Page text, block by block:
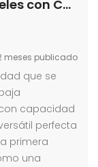
Amplia Propiedad de Tres Niveles con Cochera y Patio en calle Luis Daoiz!
meses publicado
que se
capacidad
perfecta
primera
una